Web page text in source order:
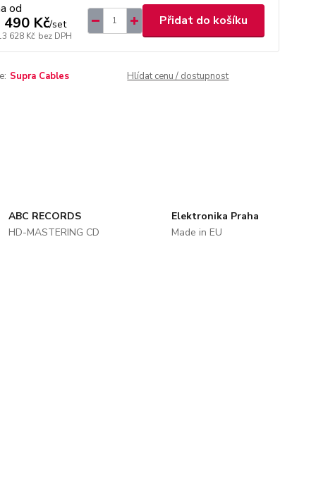
od
490 Kč/set
628 Kč bez DPH
Přidat do košíku
Supra Cables Hlídat cenu / dostupnost
ABC RECORDS
HD-MASTERING CD
Elektronika Praha
Made in EU